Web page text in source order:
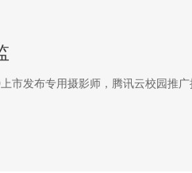
市发布专用摄影师，腾讯云校园推